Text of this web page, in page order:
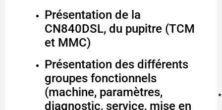
Présentation de la
CN840DSL, du pupitre (TCM
et MMC)
Présentation des différents
groupes fonctionnels
(machine, paramètres,
diagnostic, service, mise en